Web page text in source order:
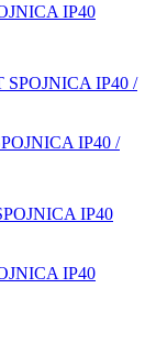
IP40
IP40 /
IP40